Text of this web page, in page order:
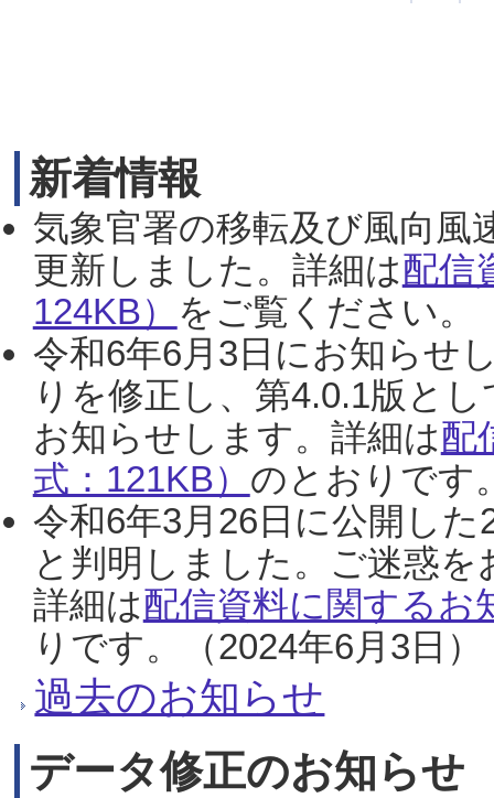
新着情報
気象官署の移転及び風向風
更新しました。詳細は配信
124KB） をご覧ください。
令和6年6月3日にお知らせ
りを修正し、第4.0.1版と
お知らせします。詳細は配
式：121KB） のとおりです
令和6年3月26日に公開し
と判明しました。ご迷惑
詳細は配信資料に関するお
りです。（2024年6月3日）
過去のお知らせ
データ修正のお知らせ